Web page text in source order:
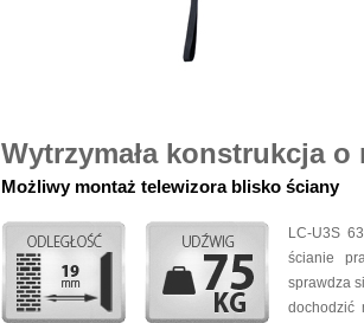
Wytrzymała konstrukcja
Możliwy montaż telewizora blisko ściany
LC-U3S
ścianie
sprawdza
dochodzić